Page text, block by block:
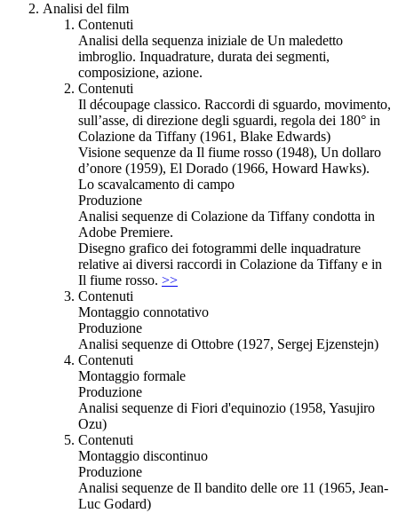
Analisi del film
Contenuti
Analisi della sequenza iniziale de Un maledetto
imbroglio. Inquadrature, durata dei segmenti,
composizione, azione.
Contenuti
Il découpage classico. Raccordi di sguardo, movimento,
sull’asse, di direzione degli sguardi, regola dei 180° in
Colazione da Tiffany (1961, Blake Edwards)
Visione sequenze da Il fiume rosso (1948), Un dollaro
d’onore (1959), El Dorado (1966, Howard Hawks).
Lo scavalcamento di campo
Produzione
Analisi sequenze di Colazione da Tiffany condotta in
Adobe Premiere.
Disegno grafico dei fotogrammi delle inquadrature
relative ai diversi raccordi in Colazione da Tiffany e in
Il fiume rosso. >>
Contenuti
Montaggio connotativo
Produzione
Analisi sequenze di Ottobre (1927, Sergej Ejzenstejn)
Contenuti
Montaggio formale
Produzione
Analisi sequenze di Fiori d'equinozio (1958, Yasujiro
Ozu)
Contenuti
Montaggio discontinuo
Produzione
Analisi sequenze de Il bandito delle ore 11 (1965, Jean-
Luc Godard)